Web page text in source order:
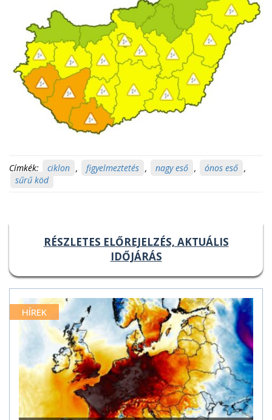
Címkék: ciklon , figyelmeztetés , nagy eső , ónos eső ,
sűrű köd
RÉSZLETES ELŐREJELZÉS, AKTUÁLIS
IDŐJÁRÁS
HÍREK